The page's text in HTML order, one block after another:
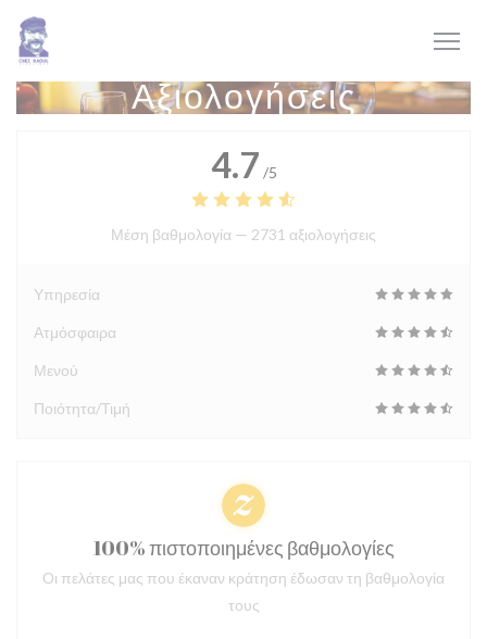
Πίνακας διαχείρισης "Μπισκότων" (Cookies)
Αξιολογήσεις
4.7 /5
Μέση βαθμολογία — 2731 αξιολογήσεις
Υπηρεσία
Ατμόσφαιρα
Μενού
Ποιότητα/Τιμή
100% πιστοποιημένες βαθμολογίες
Οι πελάτες μας που έκαναν κράτηση έδωσαν τη βαθμολογία
τους